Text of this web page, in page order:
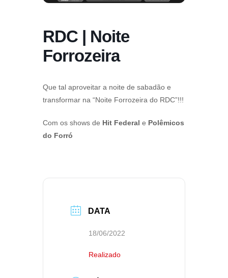
RDC | Noite
Forrozeira
Que tal aproveitar a noite de sabadão e
transformar na “Noite Forrozeira do RDC”!!!
Com os shows de Hit Federal e Polêmicos
do Forró
DATA
18/06/2022
Realizado